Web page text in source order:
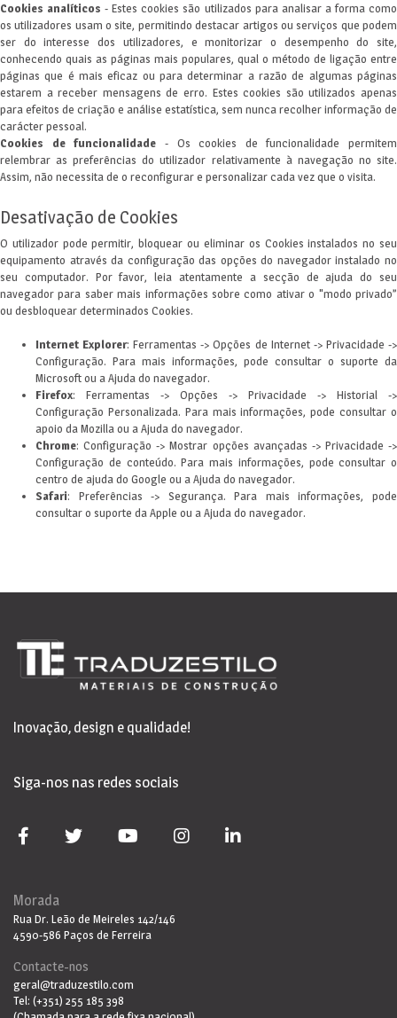
Cookies analíticos - Estes cookies são utilizados para analisar a forma como
os utilizadores usam o site, permitindo destacar artigos ou serviços que podem
ser do interesse dos utilizadores, e monitorizar o desempenho do site,
conhecendo quais as páginas mais populares, qual o método de ligação entre
páginas que é mais eficaz ou para determinar a razão de algumas páginas
estarem a receber mensagens de erro. Estes cookies são utilizados apenas
para efeitos de criação e análise estatística, sem nunca recolher informação de
carácter pessoal.
Cookies de funcionalidade - Os cookies de funcionalidade permitem
relembrar as preferências do utilizador relativamente à navegação no site.
Assim, não necessita de o reconfigurar e personalizar cada vez que o visita.
Desativação de Cookies
O utilizador pode permitir, bloquear ou eliminar os Cookies instalados no seu
equipamento através da configuração das opções do navegador instalado no
seu computador. Por favor, leia atentamente a secção de ajuda do seu
navegador para saber mais informações sobre como ativar o "modo privado”
ou desbloquear determinados Cookies.
Internet Explorer: Ferramentas -> Opções de Internet -> Privacidade ->
Configuração. Para mais informações, pode consultar o suporte da
Microsoft ou a Ajuda do navegador.
Firefox: Ferramentas -> Opções -> Privacidade -> Historial ->
Configuração Personalizada. Para mais informações, pode consultar o
apoio da Mozilla ou a Ajuda do navegador.
Chrome: Configuração -> Mostrar opções avançadas -> Privacidade ->
Configuração de conteúdo. Para mais informações, pode consultar o
centro de ajuda do Google ou a Ajuda do navegador.
Safari: Preferências -> Segurança. Para mais informações, pode
consultar o suporte da Apple ou a Ajuda do navegador.
Inovação, design e qualidade!
Siga-nos nas redes sociais
Morada
Rua Dr. Leão de Meireles 142/146
4590-586 Paços de Ferreira
Contacte-nos
geral@traduzestilo.com
Tel: (+351) 255 185 398